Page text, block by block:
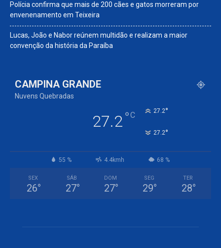
Polícia confirma que mais de 200 cães e gatos morreram por
envenenamento em Teixeira
Lucas, João e Nabor reúnem multidão e realizam a maior
convenção da história da Paraíba
CAMPINA GRANDE
Nuvens Quebradas
27.2°C 27.2°
27.2°
55 % 4.4kmh 68 %
SEX
26°
SÁB
27°
DOM
27°
SEG
29°
TER
28°